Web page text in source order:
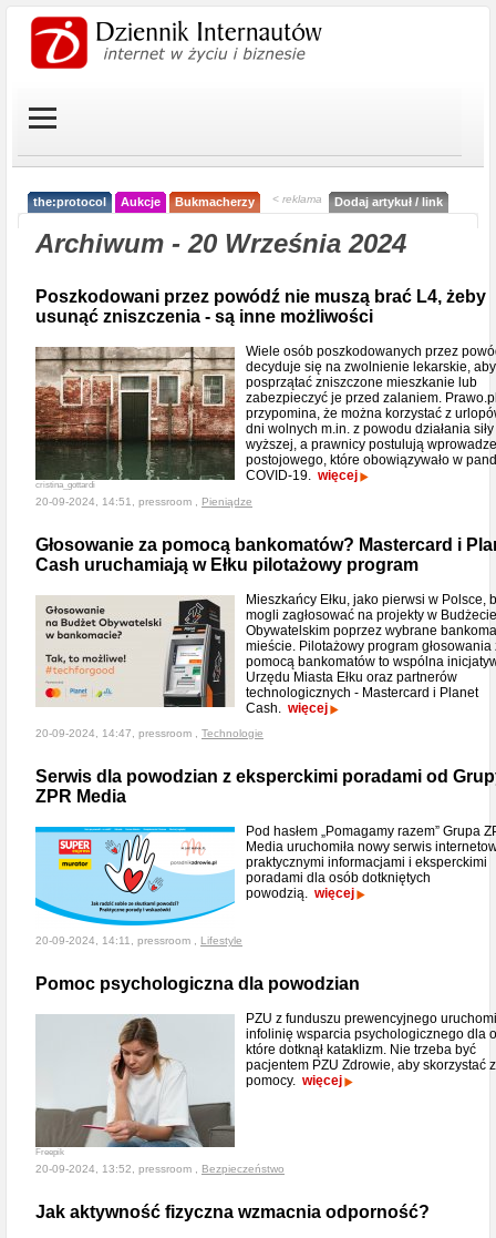
the:protocol Aukcje Bukmacherzy < reklama Dodaj artykuł / link
Archiwum - 20 Września 2024
Poszkodowani przez powódź nie muszą brać L4, żeby
usunąć zniszczenia - są inne możliwości
cristina_gottardi
Wiele osób poszkodowanych przez
decyduje się na zwolnienie lekarskie, aby
posprzątać zniszczone mieszkanie lub
zabezpieczyć je przed zalaniem.
przypomina, że można korzystać z
dni wolnych m.in. z powodu działania siły
wyższej, a prawnicy postulują
postojowego, które obowiązywało w
COVID-19. więcej
20-09-2024, 14:51, pressroom , Pieniądze
Głosowanie za pomocą bankomatów? Mastercard i
Cash uruchamiają w Ełku pilotażowy program
Mieszkańcy Ełku, jako pierwsi w Polsce,
mogli zagłosować na projekty w Budżecie
Obywatelskim poprzez wybrane
mieście. Pilotażowy program głosowania
pomocą bankomatów to wspólna
Urzędu Miasta Ełku oraz partnerów
technologicznych - Mastercard i Planet
Cash. więcej
20-09-2024, 14:47, pressroom , Technologie
Serwis dla powodzian z eksperckimi poradami od
ZPR Media
Pod hasłem „Pomagamy razem” Grupa
Media uruchomiła nowy serwis
praktycznymi informacjami i eksperckimi
poradami dla osób dotkniętych
powodzią. więcej
20-09-2024, 14:11, pressroom , Lifestyle
Pomoc psychologiczna dla powodzian
Freepik
PZU z funduszu prewencyjnego
infolinię wsparcia psychologicznego dla
które dotknął kataklizm. Nie trzeba być
pacjentem PZU Zdrowie, aby skorzystać z
pomocy. więcej
20-09-2024, 13:52, pressroom , Bezpieczeństwo
Jak aktywność fizyczna wzmacnia odporność?